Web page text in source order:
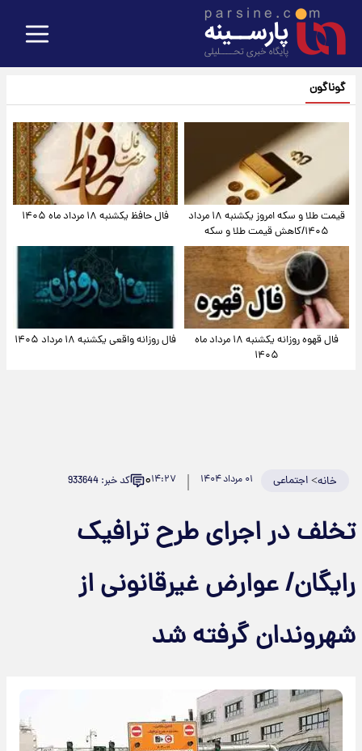
گوناگون
قیمت طلا و سکه امروز یکشنبه ۱۸ مرداد
۱۴۰۵/کاهش قیمت طلا و سکه
فال حافظ یکشنبه ۱۸ مرداد ماه ۱۴۰۵
فال قهوه روزانه یکشنبه ۱۸ مرداد ماه
۱۴۰۵
فال روزانه واقعی یکشنبه ۱۸ مرداد ۱۴۰۵
خانه>اجتماعی ۰۱ مرداد ۱۴۰۴ ۱۴:۲۷۰ کد خبر: 933644
تخلف در اجرای طرح ترافیک
رایگان/ عوارض غیرقانونی از
شهروندان گرفته شد